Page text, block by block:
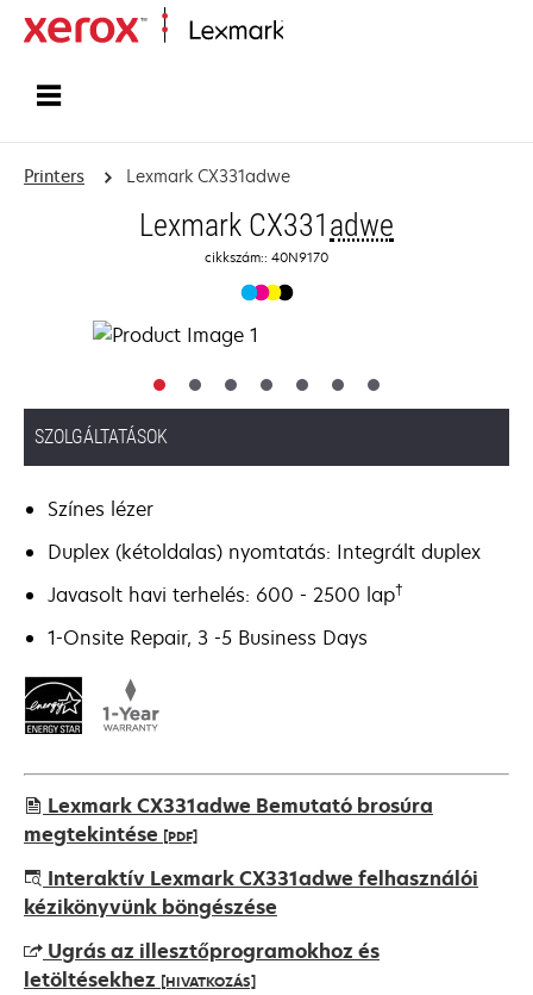
Printers Lexmark CX331adwe
Lexmark CX331 adwe
cikkszám:: 40N9170
SZOLGÁLTATÁSOK
Színes lézer
Duplex (kétoldalas) nyomtatás: Integrált duplex
Javasolt havi terhelés: 600 - 2500 lap†
1-Onsite Repair, 3 -5 Business Days
Lexmark CX331adwe Bemutató brosúra
megtekintése [PDF]
opens
in
new
Interaktív Lexmark CX331adwe felhasználói
kézikönyvünk böngészése
Ugrás az illesztőprogramokhoz és
letöltésekhez [HIVATKOZÁS]